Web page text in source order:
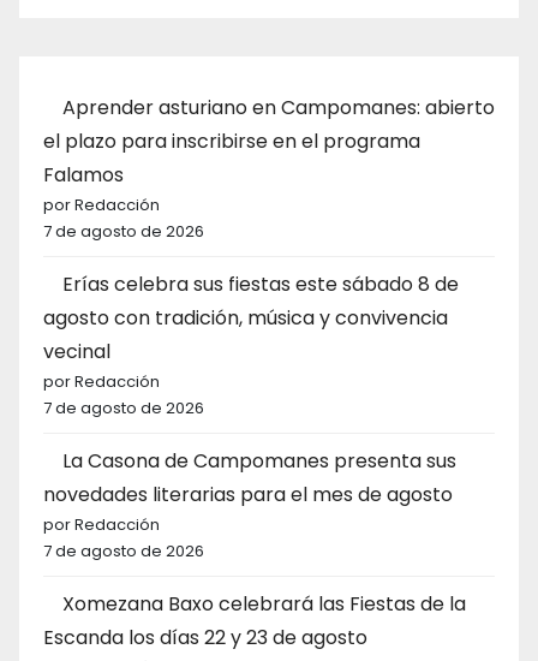
Aprender asturiano en Campomanes: abierto
el plazo para inscribirse en el programa
Falamos
por Redacción
7 de agosto de 2026
Erías celebra sus fiestas este sábado 8 de
agosto con tradición, música y convivencia
vecinal
por Redacción
7 de agosto de 2026
La Casona de Campomanes presenta sus
novedades literarias para el mes de agosto
por Redacción
7 de agosto de 2026
Xomezana Baxo celebrará las Fiestas de la
Escanda los días 22 y 23 de agosto